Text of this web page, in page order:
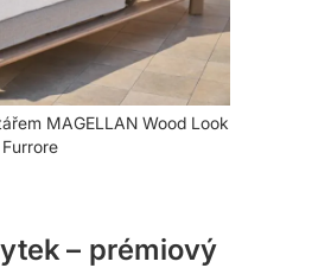
MAGELLAN Wood Look
– prémiový